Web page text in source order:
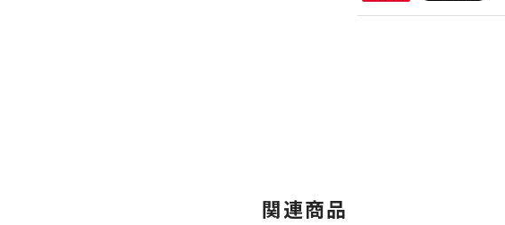
関連商品